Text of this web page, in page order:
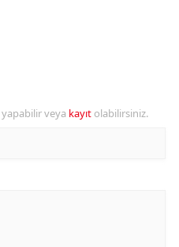
yapabilir veya kayıt olabilirsiniz.